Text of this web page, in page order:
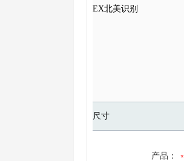
EX北美识别
尺寸
产品：